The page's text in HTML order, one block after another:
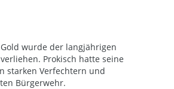
wurde der langjährigen
Prokisch hatte seine
starken Verfechtern und
Bürgerwehr.